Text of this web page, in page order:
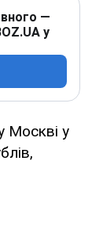
—
у
Москві у